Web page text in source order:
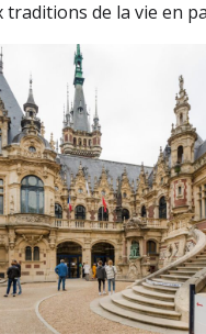
de la vie en